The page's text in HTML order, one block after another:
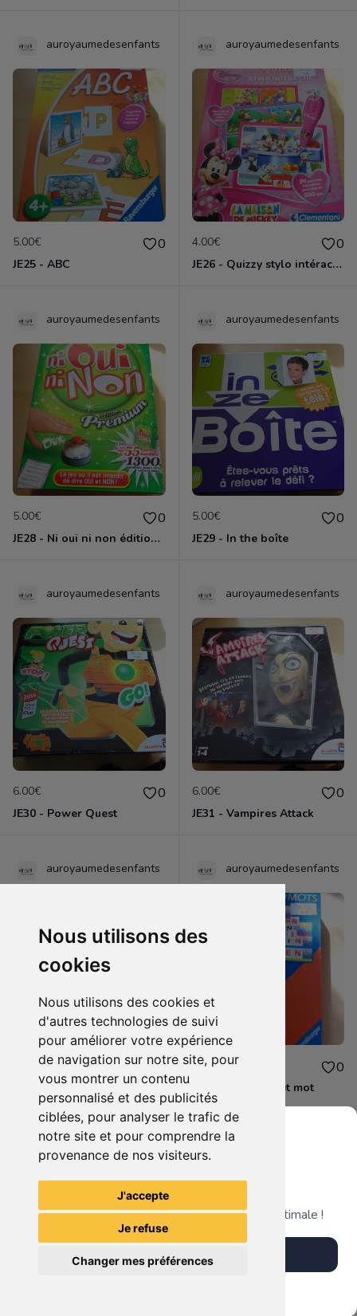
Nous utilisons des
cookies
Nous utilisons des cookies et
d'autres technologies de suivi
pour améliorer votre expérience
de navigation sur notre site, pour
vous montrer un contenu
personnalisé et des publicités
ciblées, pour analyser le trafic de
notre site et pour comprendre la
provenance de nos visiteurs.
J'accepte
Je refuse
Changer mes préférences
auroyaumedesenfants
5.00€ 0
JE25 - ABC
auroyaumedesenfants
4.00€ 0
JE26 - Quizzy stylo intéractif La maison de Mickey
auroyaumedesenfants
5.00€ 0
JE28 - Ni oui ni non édition Premium
auroyaumedesenfants
5.00€ 0
JE29 - In the boîte
auroyaumedesenfants
6.00€ 0
JE30 - Power Quest
auroyaumedesenfants
6.00€ 0
JE31 - Vampires Attack
auroyaumedesenfants
5.00€ 0
JE32 - Bienvenue chez les ch'tis
auroyaumedesenfants
4.00€ 0
JE33 - Alphabet et mot
Voir tous les articles du vendeur
Grenier du Geek
Télécharge notre app pour une expérience optimale !
Télécharger l'app